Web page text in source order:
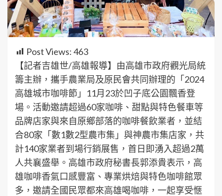
Post Views:463
【記者吉雄世/高雄報導】由高雄市政府觀光局統
籌主辦，攜手農業局及原民會共同辦理的「2024
高雄城市咖啡節」11月23於凹子底公園飄香登
場。活動邀請超過60家咖啡、甜點與特色餐車等
品牌店家與來自原鄉部落的咖啡餐飲業者，並結
合80家「數1數2型農市集」與神農市集店家，共
計140家業者到場行銷展售，首日即湧入超過2萬
人共襄盛舉。高雄市政府秘書長郭添貴表示，高
雄咖啡香氣口感豐富、專業烘焙與特色咖啡館眾
多，邀請全國民眾都來高雄喝咖啡，一起享受愜